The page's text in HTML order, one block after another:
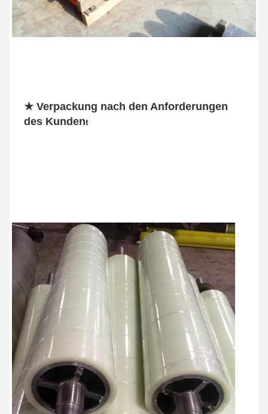
★ Verpackung nach den Anforderungen
des Kundent